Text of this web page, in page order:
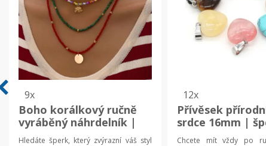
9x
Boho korálkový ručně
vyráběný náhrdelník |
šperk
Hledáte šperk, který zvýrazní váš styl
12x
Přívěsek
srdce 16mm |
Chcete mít vždy po